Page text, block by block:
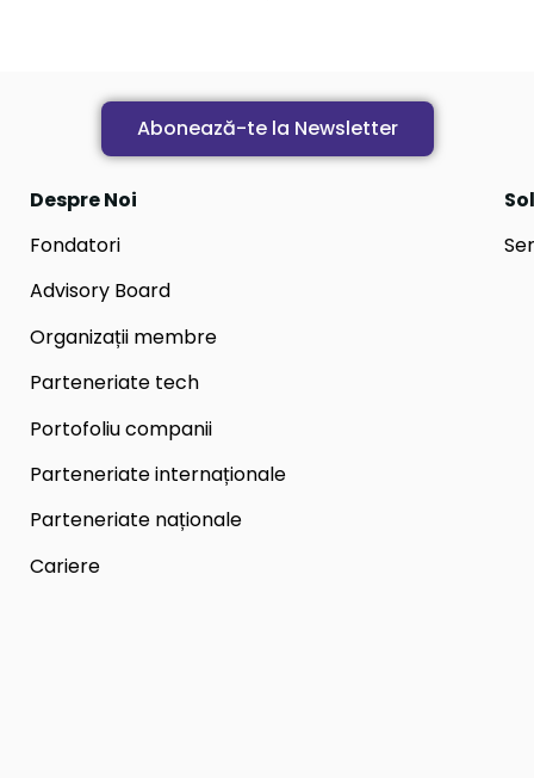
Abonează-te la Newsletter
Despre Noi
Fondatori
Advisory Board
Organizații membre
Parteneriate tech
Portofoliu companii
Parteneriate internaționale
Parteneriate naționale
Cariere